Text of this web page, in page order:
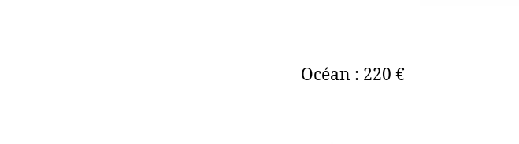
Océan : 220 €